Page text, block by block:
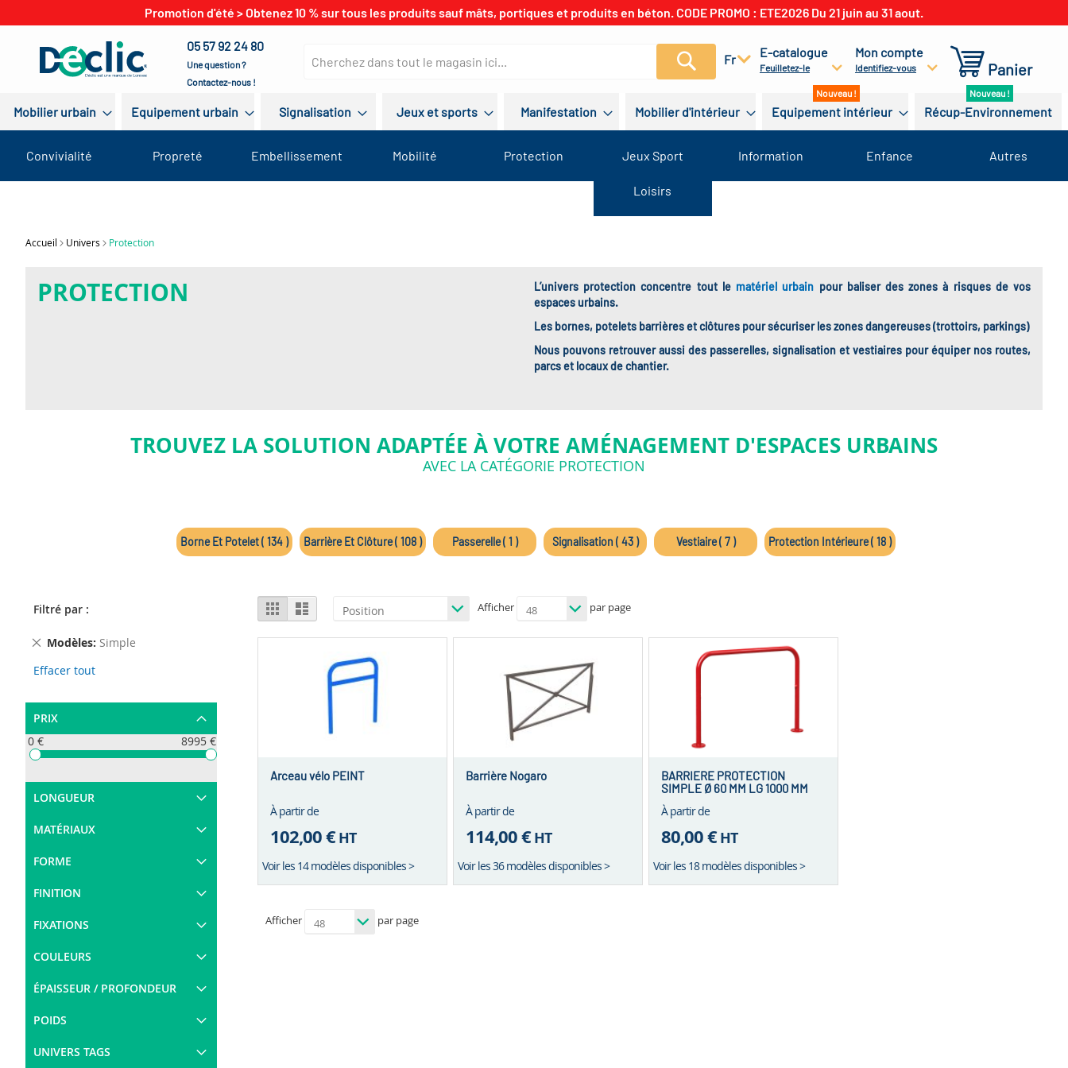
Promotion d'été > Obtenez 10 % sur tous les produits sauf mâts, portiques et produits en béton. CODE PROMO : ETE2026 Du 21 juin au 31 aout.
05 57 92 24 80
Une question ?
Contactez-nous !
Recherchez
Fr E-catalogue
Feuilletez-le
Mon compte
Identifiez-vous Panier
Mobilier urbain Equipement urbain Signalisation Jeux et sports Manifestation Mobilier d'intérieur Equipement intérieur Récup-Environnement
Convivialité Propreté Embellissement Mobilité Protection Jeux Sport
Loisirs
Information Enfance Autres
Accueil Univers Protection
PROTECTION L’univers protection concentre tout le matériel urbain pour baliser des zones à risques de vos
espaces urbains.
Les bornes, potelets barrières et clôtures pour sécuriser les zones dangereuses (trottoirs, parkings)
Nous pouvons retrouver aussi des passerelles, signalisation et vestiaires pour équiper nos routes,
parcs et locaux de chantier.
TROUVEZ LA SOLUTION ADAPTÉE À VOTRE AMÉNAGEMENT D'ESPACES URBAINS
AVEC LA CATÉGORIE PROTECTION
Borne Et Potelet ( 134 ) Barrière Et Clôture ( 108 ) Passerelle ( 1 ) Signalisation ( 43 ) Vestiaire ( 7 ) Protection Intérieure ( 18 )
View
as
Grid List Afficher par page
Arceau vélo PEINT
À partir de
102,00 €HT
Voir les 14 modèles disponibles >
Barrière Nogaro
À partir de
114,00 €HT
Voir les 36 modèles disponibles >
BARRIERE PROTECTION
SIMPLE Ø 60 MM LG 1000 MM
GALVA PEINT
À partir de
80,00 €HT
Voir les 18 modèles disponibles >
Afficher par page
Filtré par :
Modèles Simple
Remove
Item
Effacer tout
PRIX
0 €
8995 €
LONGUEUR
MATÉRIAUX
FORME
FINITION
FIXATIONS
COULEURS
ÉPAISSEUR / PROFONDEUR
POIDS
UNIVERS TAGS